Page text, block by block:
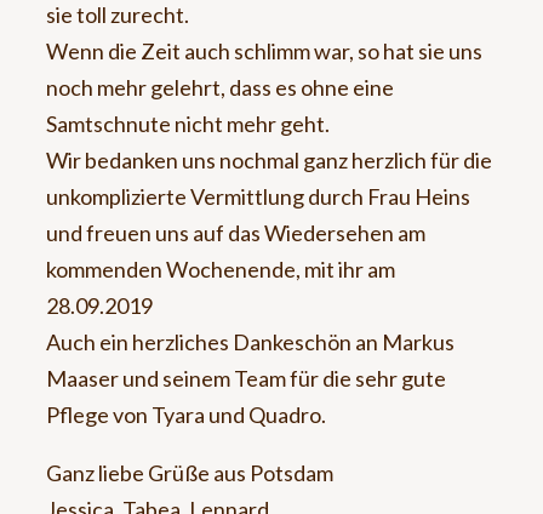
sie toll zurecht.
Wenn die Zeit auch schlimm war, so hat sie uns
noch mehr gelehrt, dass es ohne eine
Samtschnute nicht mehr geht.
Wir bedanken uns nochmal ganz herzlich für die
unkomplizierte Vermittlung durch Frau Heins
und freuen uns auf das Wiedersehen am
kommenden Wochenende, mit ihr am
28.09.2019
Auch ein herzliches Dankeschön an Markus
Maaser und seinem Team für die sehr gute
Pflege von Tyara und Quadro.
Ganz liebe Grüße aus Potsdam